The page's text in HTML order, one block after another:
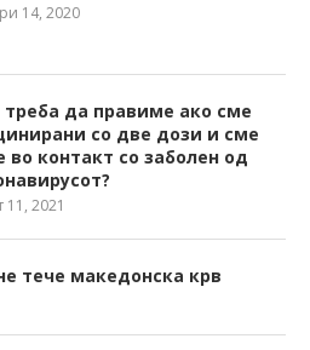
14, 2020
да правиме ако сме
со две дози и сме
во контакт со заболен од
11, 2021
тече македонска крв